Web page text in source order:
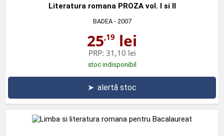
Literatura romana PROZA vol. I si II
BADEA- 2007
25,19 lei
PRP: 31,10 lei
stoc indisponibil
➤ alertă stoc